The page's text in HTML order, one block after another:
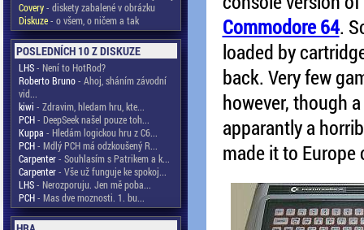
Covery- diskety zabalené v obrázku
Diskuze- o všem, o ničem a tak
POSLEDNÍCH 10 Z DISKUZE
LHS- Není to HotRod?
Roberto Bruno- Ahoj, sháním závodní
vid...
kiwi - Zdravim, hledam hru, kte...
PCH- DeepSeek našel pouze toh...
Kuppa - Hledám logickou hru z C6...
PCH- Mdlý PCH má odzkoušený R...
Carpenter- Souhlasím s Patrikem a k...
Carpenter- Vše už funguje ke spokoj...
LHS- Nerozporuju. Jen mě poba...
PCH- Mas dve moznosti. 1. bu...
Commodore 64.
loaded by
back. Very few
however, though
apparantly a
made it to